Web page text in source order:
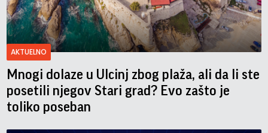
AKTUELNO
Mnogi dolaze u Ulcinj zbog plaža, ali da li ste
posetili njegov Stari grad? Evo zašto je
toliko poseban